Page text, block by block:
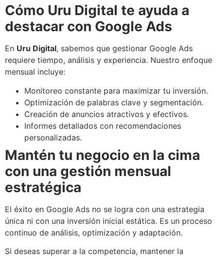
Cómo Uru Digital te ayuda a
destacar con Google Ads
En Uru Digital, sabemos que gestionar Google Ads
requiere tiempo, análisis y experiencia. Nuestro enfoque
mensual incluye:
Monitoreo constante para maximizar tu inversión.
Optimización de palabras clave y segmentación.
Creación de anuncios atractivos y efectivos.
Informes detallados con recomendaciones
personalizadas.
Mantén tu negocio en la cima
con una gestión mensual
estratégica
El éxito en Google Ads no se logra con una estrategia
única ni con una inversión inicial estática. Es un proceso
continuo de análisis, optimización y adaptación.
Si deseas superar a la competencia, mantener la